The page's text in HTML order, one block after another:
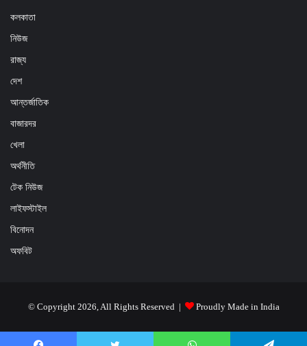
কলকাতা
নিউজ
রাজ্য
দেশ
আন্তর্জাতিক
বাজারদর
খেলা
অর্থনীতি
টেক নিউজ
লাইফস্টাইল
বিনোদন
অফবিট
© Copyright 2026, All Rights Reserved | Proudly Made in India